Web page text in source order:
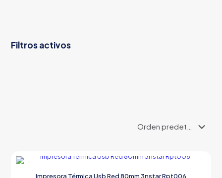
Filtros activos
Impresora Térmica Usb Red 80mm 3nstar Rpt006